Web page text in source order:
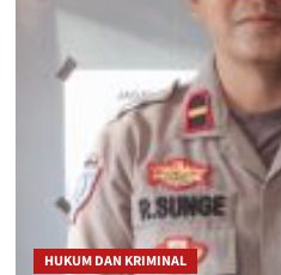
HUKUM DAN KRIMINAL